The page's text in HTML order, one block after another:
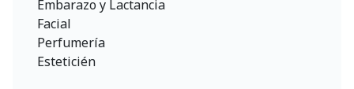
Embarazo y Lactancia
Facial
Perfumería
Esteticién